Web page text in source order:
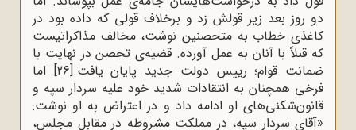
دو روز بعد زیر قولش زد و برخلاف قولی که داده بود در
کاغذی خطاب به متحصنین نوشت، مخالف مذاکراتیست
که قبلاً با آنان به عمل آورده. قضیه‌ی تحصن در نهایت با
ضمانت قوام؛ رییس دولت جدید پایان یافت.[26]
اما
فرخی همچنان به انتقادات شدید خود علیه سردار سپه و
قانون‌شکنی‌های او ادامه داد و در اعتراض به او نوشت:
«آقای سردار سپه، در مملکت مشروطه در مقابل مجلس،